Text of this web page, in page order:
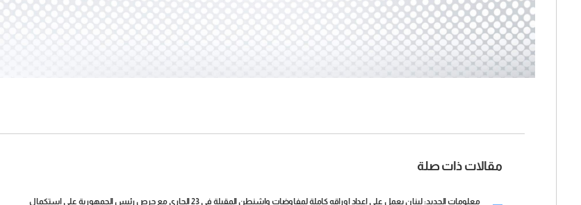
مقالات ذات صلة
معلومات الجديد: لبنان يعمل على إعداد اوراقه كاملة لمفاوضات واشنطن المقبلة في 23 الجاري مع حرص رئيس الجمهورية على استكمال